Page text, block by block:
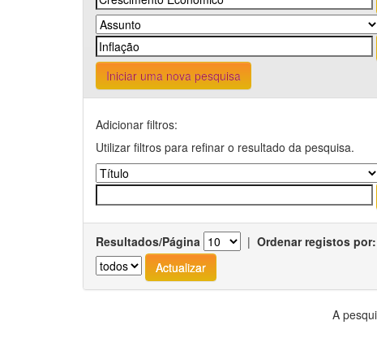
Iniciar uma nova pesquisa
Adicionar filtros:
Utilizar filtros para refinar o resultado da pesquisa.
Resultados/Página | Ordenar registos por:
A